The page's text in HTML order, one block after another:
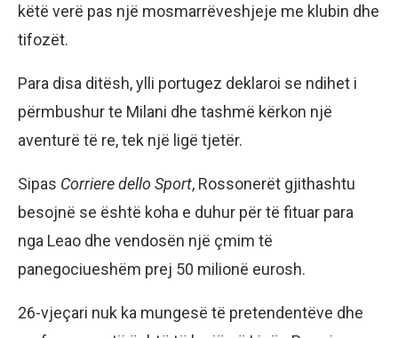
këtë verë pas një mosmarrëveshjeje me klubin dhe
tifozët.
Para disa ditësh, ylli portugez deklaroi se ndihet i
përmbushur te Milani dhe tashmë kërkon një
aventurë të re, tek një ligë tjetër.
Sipas Corriere dello Sport, Rossonerët gjithashtu
besojnë se është koha e duhur për të fituar para
nga Leao dhe vendosën një çmim të
panegociueshëm prej 50 milionë eurosh.
26-vjeçari nuk ka mungesë të pretendentëve dhe